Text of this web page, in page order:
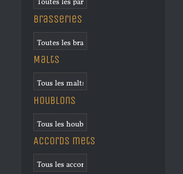
Brasseries
Malts
Houblons
Accords mets